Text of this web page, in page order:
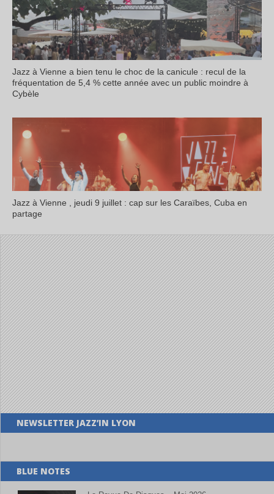
Jazz à Vienne a bien tenu le choc de la canicule : recul de la
fréquentation de 5,4 % cette année avec un public moindre à
Cybèle
Jazz à Vienne , jeudi 9 juillet : cap sur les Caraïbes, Cuba en
partage
NEWSLETTER JAZZ’IN LYON
BLUE NOTES